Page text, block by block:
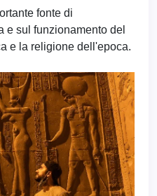
fonte di
e sul funzionamento del
e la religione dell'epoca.